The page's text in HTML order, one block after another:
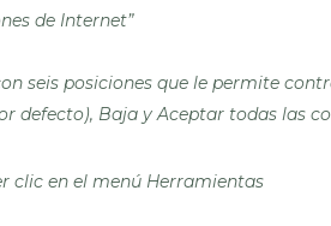
de Internet”
seis posiciones que le permite
defecto), Baja y Aceptar todas las
clic en el menú Herramientas